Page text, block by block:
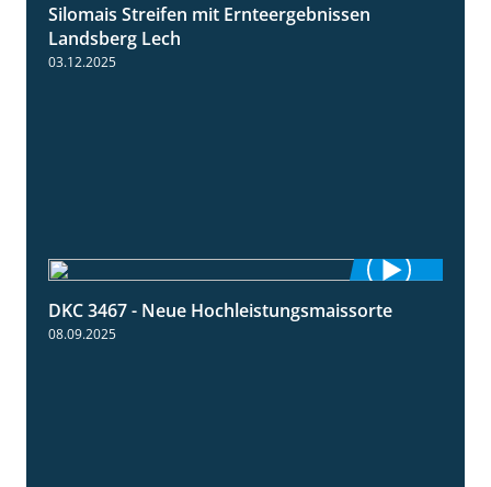
11:01
Silomais Streifen mit Ernteergebnissen
Landsberg Lech
03.12.2025
1:21
DKC 3467 - Neue Hochleistungsmaissorte
08.09.2025